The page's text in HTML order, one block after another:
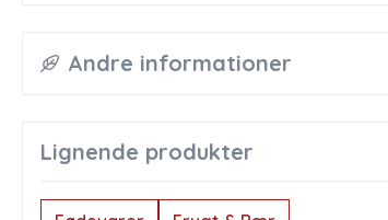
Andre informationer
Lignende produkter